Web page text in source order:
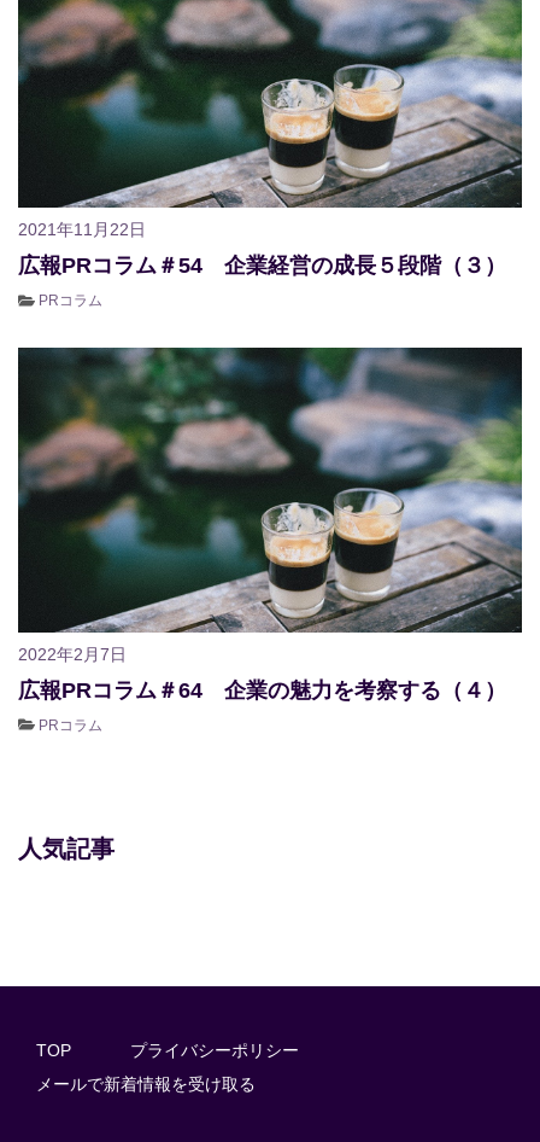
2021年11月22日
広報PRコラム＃54 企業経営の成長５段階（３）
PRコラム
2022年2月7日
広報PRコラム＃64 企業の魅力を考察する（４）
PRコラム
人気記事
TOP
プライバシーポリシー
メールで新着情報を受け取る